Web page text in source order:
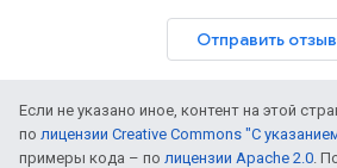
Отправить отзыв
Если не указано иное, контент на этой
по лицензии Creative Commons "С
примеры кода – по лицензии Apache 2.0.